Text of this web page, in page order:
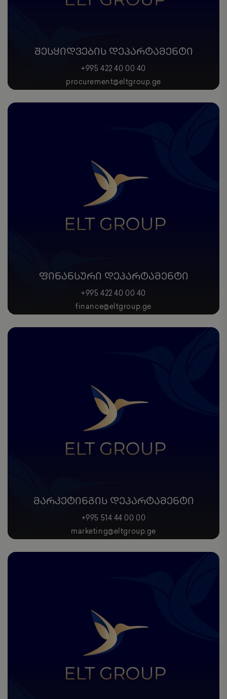
ᲨᲔᲡᲧᲘᲓᲕᲔᲑᲘᲡ ᲓᲔᲞᲐᲠᲢᲐᲛᲔᲜᲢᲘ
+995 422 40 00 40
procurement@eltgroup.ge
ᲤᲘᲜᲐᲜᲡᲣᲠᲘ ᲓᲔᲞᲐᲠᲢᲐᲛᲔᲜᲢᲘ
+995 422 40 00 40
finance@eltgroup.ge
ᲛᲐᲠᲙᲔᲢᲘᲜᲒᲘᲡ ᲓᲔᲞᲐᲠᲢᲐᲛᲔᲜᲢᲘ
+995 514 44 00 00
marketing@eltgroup.ge